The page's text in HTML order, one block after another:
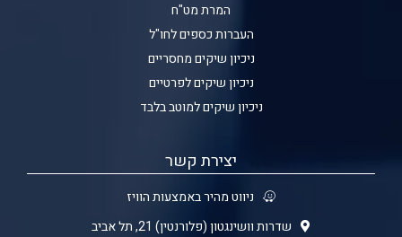
המרת מט"ח
העברות כספים לחו"ל
ניכיון שיקים מחסריים
ניכיון שיקים לפרטיים
ניכיון שיקים למוטב בלבד
יצירת קשר
ניווט מהיר באמצעות הוויז
שדרות וושינגטון (פלורנטין) 21, תל אביב